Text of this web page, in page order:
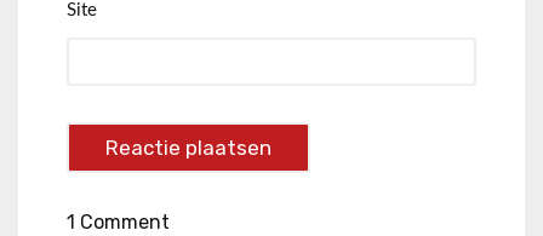
Site
1 Comment